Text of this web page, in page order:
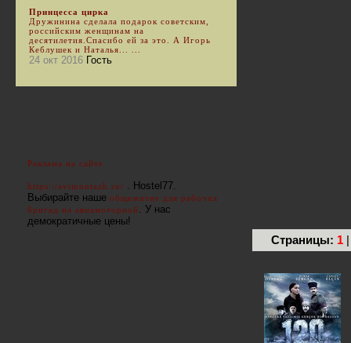
Страницы: 1
Принцесса цирка
Дружинина сделала подарок советским,
российским женщинам на
десятилетия.Спасибо ей за это. А Игорь
Кеблушек и Наталья... ...
24 окт 2016 Гость
Реклама на сайте
https://avimontazh.ru/
. Hostel77.
Выбирайте наше общежитие для рабочих
бригад на авиамоторной
. У нас
демократичные цены!